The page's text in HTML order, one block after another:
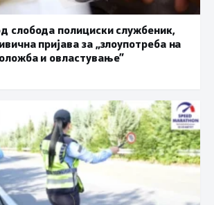
слобода полициски службеник,
пријава за „злоупотреба на
и овластување”